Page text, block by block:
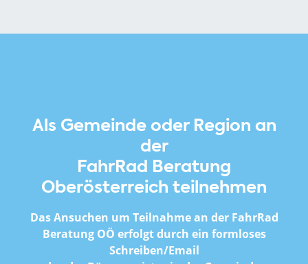
Als Gemeinde oder Region an
der
FahrRad Beratung
Oberösterreich teilnehmen
Das Ansuchen um Teilnahme an der FahrRad
Beratung OÖ erfolgt durch ein formloses
Schreiben/Email